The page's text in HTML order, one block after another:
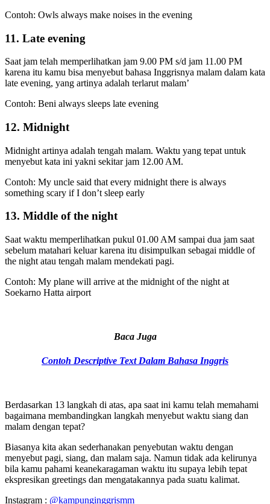
Contoh: Owls always make noises in the evening
11. Late evening
Saat jam telah memperlihatkan jam 9.00 PM s/d jam 11.00 PM
karena itu kamu bisa menyebut bahasa Inggrisnya malam dalam kata
late evening, yang artinya adalah terlarut malam’
Contoh: Beni always sleeps late evening
12. Midnight
Midnight artinya adalah tengah malam. Waktu yang tepat untuk
menyebut kata ini yakni sekitar jam 12.00 AM.
Contoh: My uncle said that every midnight there is always
something scary if I don’t sleep early
13. Middle of the night
Saat waktu memperlihatkan pukul 01.00 AM sampai dua jam saat
sebelum matahari keluar karena itu disimpulkan sebagai middle of
the night atau tengah malam mendekati pagi.
Contoh: My plane will arrive at the midnight of the night at
Soekarno Hatta airport
Baca Juga
Contoh Descriptive Text Dalam Bahasa Inggris
Berdasarkan 13 langkah di atas, apa saat ini kamu telah memahami
bagaimana membandingkan langkah menyebut waktu siang dan
malam dengan tepat?
Biasanya kita akan sederhanakan penyebutan waktu dengan
menyebut pagi, siang, dan malam saja. Namun tidak ada kelirunya
bila kamu pahami keanekaragaman waktu itu supaya lebih tepat
ekspresikan greetings dan mengatakannya pada suatu kalimat.
Instagram : @kampunginggrismm